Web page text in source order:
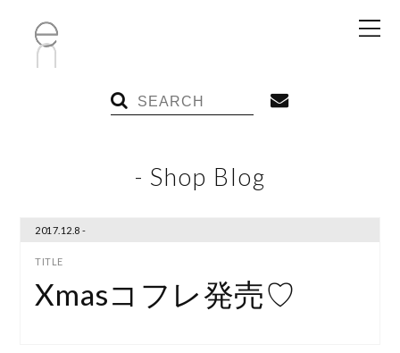
- Shop Blog
2017.12.8 -
Xmasコフレ発売♡